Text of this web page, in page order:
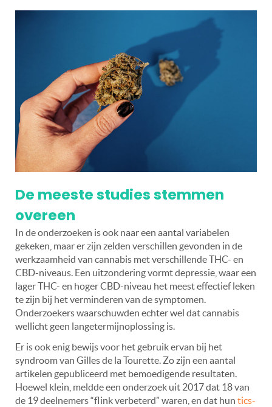
De meeste studies stemmen
overeen
In de onderzoeken is ook naar een aantal variabelen
gekeken, maar er zijn zelden verschillen gevonden in de
werkzaamheid van cannabis met verschillende THC- en
CBD-niveaus. Een uitzondering vormt depressie, waar een
lager THC- en hoger CBD-niveau het meest effectief leken
te zijn bij het verminderen van de symptomen.
Onderzoekers waarschuwden echter wel dat cannabis
wellicht geen langetermijnoplossing is.
Er is ook enig bewijs voor het gebruik ervan bij het
syndroom van Gilles de la Tourette. Zo zijn een aantal
artikelen gepubliceerd met bemoedigende resultaten.
Hoewel klein, meldde een onderzoek uit 2017 dat 18 van
de 19 deelnemers “flink verbeterd” waren, en dat hun tics-